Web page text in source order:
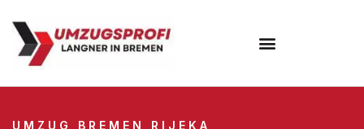
UMZUG BREMEN RIJEKA